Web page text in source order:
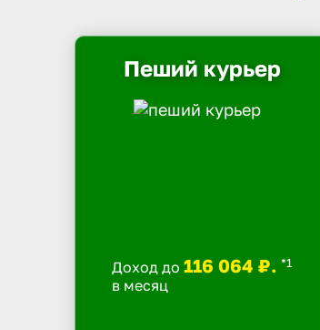
Пеший курьер
Доход до 116 064 ₽. *1
в месяц